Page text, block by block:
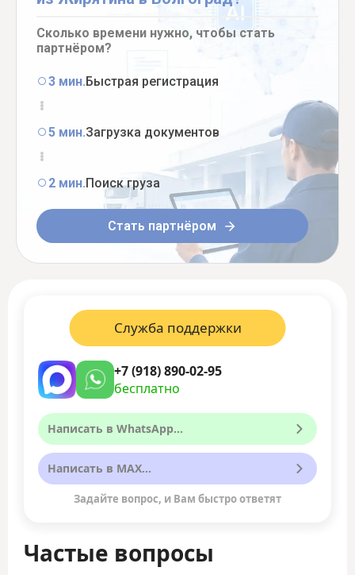
Сколько времени нужно, чтобы стать
партнёром?
3 мин.Быстрая регистрация
5 мин.Загрузка документов
2 мин.Поиск груза
Стать партнёром
Частые вопросы
Служба поддержки
+7 (918) 890-02-95
бесплатно
Написать в WhatsApp...
Написать в MAX...
Задайте вопрос, и Вам быстро ответят